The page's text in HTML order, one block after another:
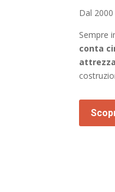
Dal
Sempre
conta